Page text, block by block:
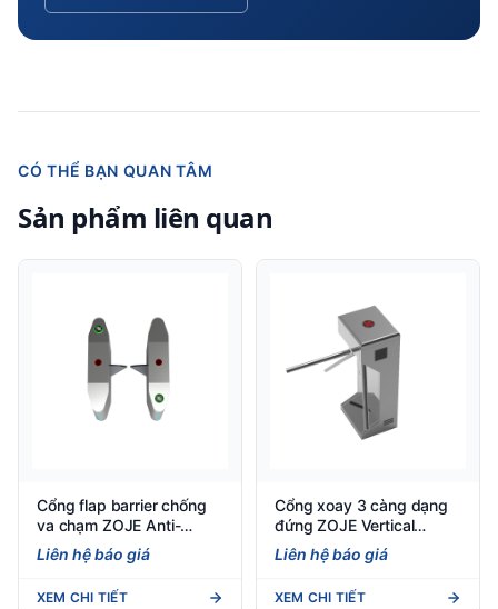
CÓ THỂ BẠN QUAN TÂM
Sản phẩm liên quan
Cổng flap barrier chống
va chạm ZOJE Anti-
Collision Flap Turnstile
Y109
Liên hệ báo giá
XEM CHI TIẾT
Cổng xoay 3 càng dạng
đứng ZOJE Vertical
Tripod Turnstile S206
Liên hệ báo giá
XEM CHI TIẾT